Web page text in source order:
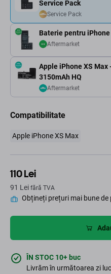
Baterie pentru iPhone
Aftermarket
Service Pack
Service Pack
Apple iPhone XS
3150mAh HQ
Aftermarket
Compatibilitate
Apple iPhone XS Max
110 Lei
91 Lei fără TVA
Obțineți prețuri mai bune de
ÎN STOC 10+ buc
Livrăm în următoarea zi